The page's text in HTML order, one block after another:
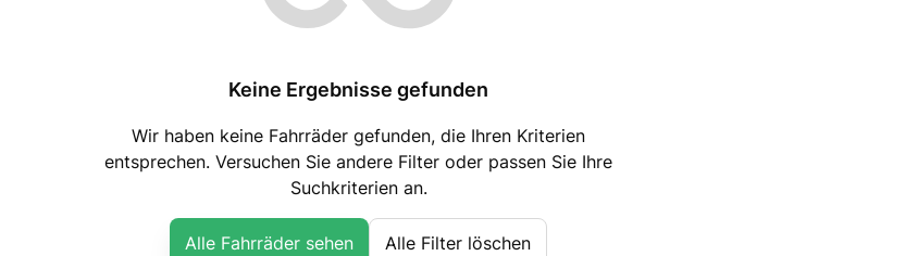
Keine Ergebnisse gefunden
Wir haben keine Fahrräder gefunden, die Ihren Kriterien
entsprechen. Versuchen Sie andere Filter oder passen Sie Ihre
Suchkriterien an.
Alle Fahrräder sehen Alle Filter löschen